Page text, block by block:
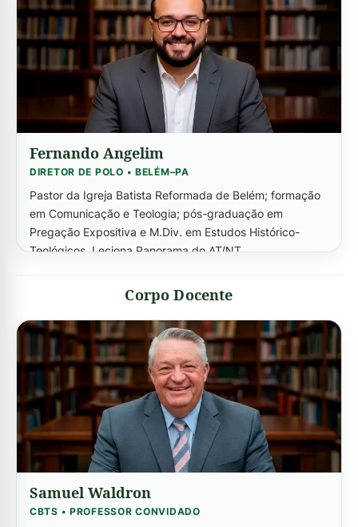
História dos Batistas
Fernando Angelim
DIRETOR DE POLO • BELÉM–PA
Pastor da Igreja Batista Reformada de Belém; formação
em Comunicação e Teologia; pós-graduação em
Pregação Expositiva e M.Div. em Estudos Histórico-
Teológicos. Leciona Panorama do AT/NT.
Corpo Docente
Samuel Waldron
CBTS • PROFESSOR CONVIDADO